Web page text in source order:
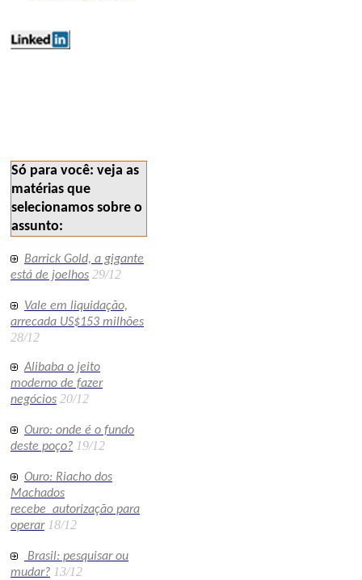
Só para você: veja as
matérias que
selecionamos sobre o
assunto:
Barrick Gold, a gigante
está de joelhos 29/12
Vale em liquidação,
arrecada US$153 milhões
28/12
Alibaba o jeito
moderno de fazer
negócios 20/12
Ouro: onde é o fundo
deste poço? 19/12
Ouro: Riacho dos
Machados
recebe autorização para
operar 18/12
Brasil: pesquisar ou
mudar? 13/12